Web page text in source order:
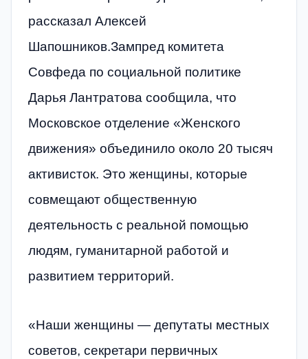
рассказал Алексей
Шапошников.Зампред комитета
Совфеда по социальной политике
Дарья Лантратова сообщила, что
Московское отделение «Женского
движения» объединило около 20 тысяч
активисток. Это женщины, которые
совмещают общественную
деятельность с реальной помощью
людям, гуманитарной работой и
развитием территорий.
«Наши женщины — депутаты местных
советов, секретари первичных